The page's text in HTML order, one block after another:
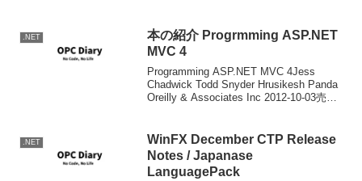
.NET
本の紹介 Progrmming ASP.NET
MVC 4
Programming ASP.NET MVC 4Jess
Chadwick Todd Snyder Hrusikesh Panda
Oreilly & Associates Inc 2012-10-03売り
.NET
WinFX December CTP Release
Notes / Japanase
LanguagePack